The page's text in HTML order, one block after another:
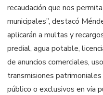
recaudación que nos
municipales”, destacó
aplicarán a multas y
predial, agua potable,
de anuncios comerciales,
transmisiones
público o exclusivos en vía